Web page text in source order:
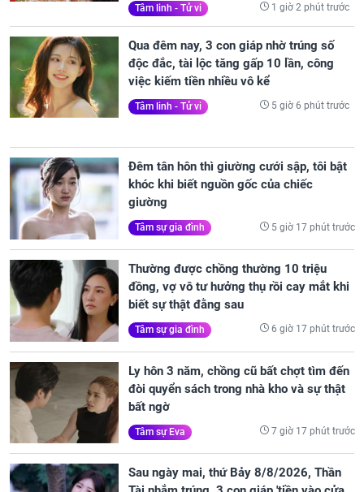
Tâm linh - Tử vi 1 giờ 2 phút trước
Qua đêm nay, 3 con giáp nhờ trúng số
độc đắc, tài lộc tăng gấp 10 lần, công
việc kiếm tiền nhiều vô kể
Tâm linh - Tử vi 5 giờ 6 phút trước
Đêm tân hôn thì giường cưới sập, tôi bật
khóc khi biết nguồn gốc của chiếc
giường
Tâm sự gia đình 5 giờ 17 phút trước
Thường được chồng thường 10 triệu
đồng, vợ vô tư hưởng thụ rồi cay mắt khi
biết sự thật đằng sau
Tâm sự gia đình 6 giờ 17 phút trước
Ly hôn 3 năm, chồng cũ bất chợt tìm đến
đòi quyển sách trong nhà kho và sự thật
bất ngờ
Tâm sự Eva 7 giờ 17 phút trước
Sau ngày mai, thứ Bảy 8/8/2026, Thần